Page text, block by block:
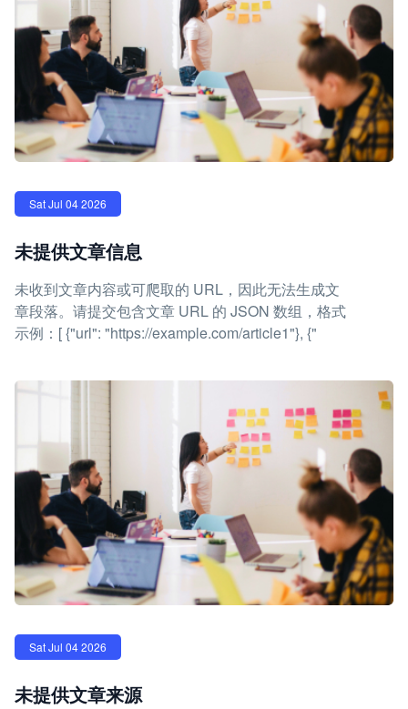
Sat Jul 04 2026
未提供文章信息
未收到文章内容或可爬取的 URL，因此无法生成文
章段落。请提交包含文章 URL 的 JSON 数组，格式
示例：[ {"url": "https://example.com/article1"}, {"
Sat Jul 04 2026
未提供文章来源